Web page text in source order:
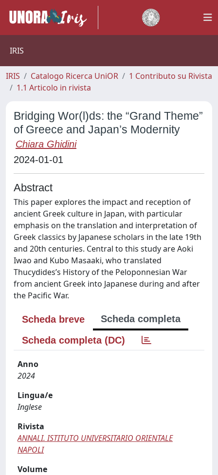
IRIS
IRIS Catalogo Ricerca UniOR
1 Contributo su Rivista
1.1 Articolo in rivista
Bridging Wor(l)ds: the “Grand Theme”
of Greece and Japan’s Modernity
Chiara Ghidini
2024-01-01
Abstract
This paper explores the impact and reception of
ancient Greek culture in Japan, with particular
emphasis on the translation and interpretation of
Greek classics by Japanese scholars in the late 19th
and 20th centuries. Central to this study are Aoki
Iwao and Kubo Masaaki, who translated
Thucydides’s History of the Peloponnesian War
from ancient Greek into Japanese during and after
the Pacific War.
Scheda breve
Scheda completa
Scheda completa (DC)
Anno
2024
Lingua/e
Inglese
Rivista
ANNALI. ISTITUTO UNIVERSITARIO ORIENTALE
NAPOLI
Volume